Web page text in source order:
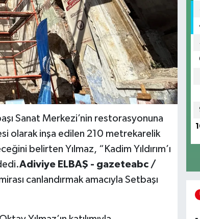
Sanat Merkezi’nin restorasyonuna
olarak inşa edilen 210 metrekarelik
belirten Yılmaz, “Kadim Yıldırım’ı
Adiviye ELBAŞ - gazeteabc /
canlandırmak amacıyla Setbaşı